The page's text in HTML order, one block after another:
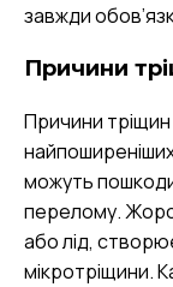
завжди
Причини
Причини
можуть
перелому.
або лід,
мікротріщини.